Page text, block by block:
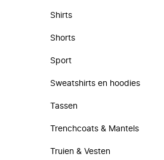
Shirts
Shorts
Sport
Sweatshirts en hoodies
Tassen
Trenchcoats & Mantels
Truien & Vesten